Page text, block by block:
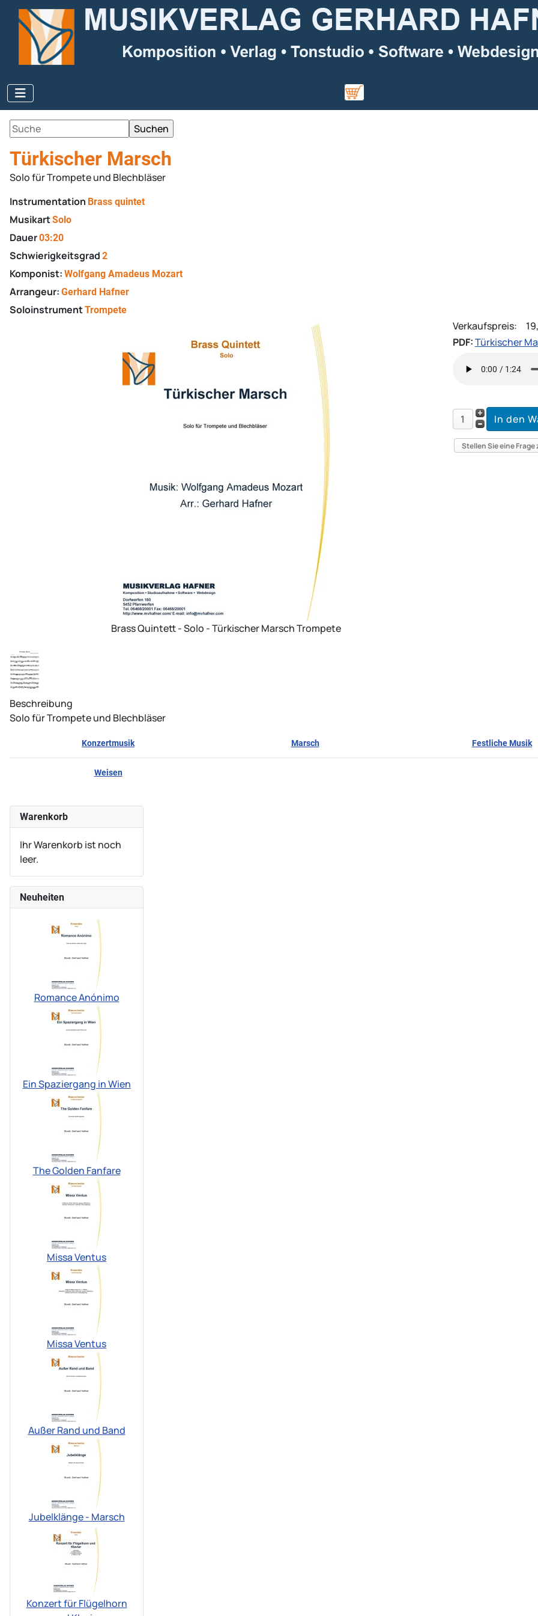
Türkischer Marsch
Solo für Trompete und Blechbläser
Instrumentation Brass quintet
MusikartSolo
Dauer03:20
Schwierigkeitsgrad 2
Komponist: Wolfgang Amadeus Mozart
Arrangeur: Gerhard Hafner
SoloinstrumentTrompete
Brass Quintett - Solo - Türkischer Marsch Trompete
Verkaufspreis:
PDF:Türkischer
Stellen Sie eine
Beschreibung
Solo für Trompete und Blechbläser
Konzertmusik Marsch Festliche Musik
Weisen
Warenkorb
Ihr Warenkorb ist noch
leer.
Neuheiten
Romance Anónimo
Ein Spaziergang in Wien
The Golden Fanfare
Missa Ventus
Missa Ventus
Außer Rand und Band
Jubelklänge - Marsch
Konzert für Flügelhorn